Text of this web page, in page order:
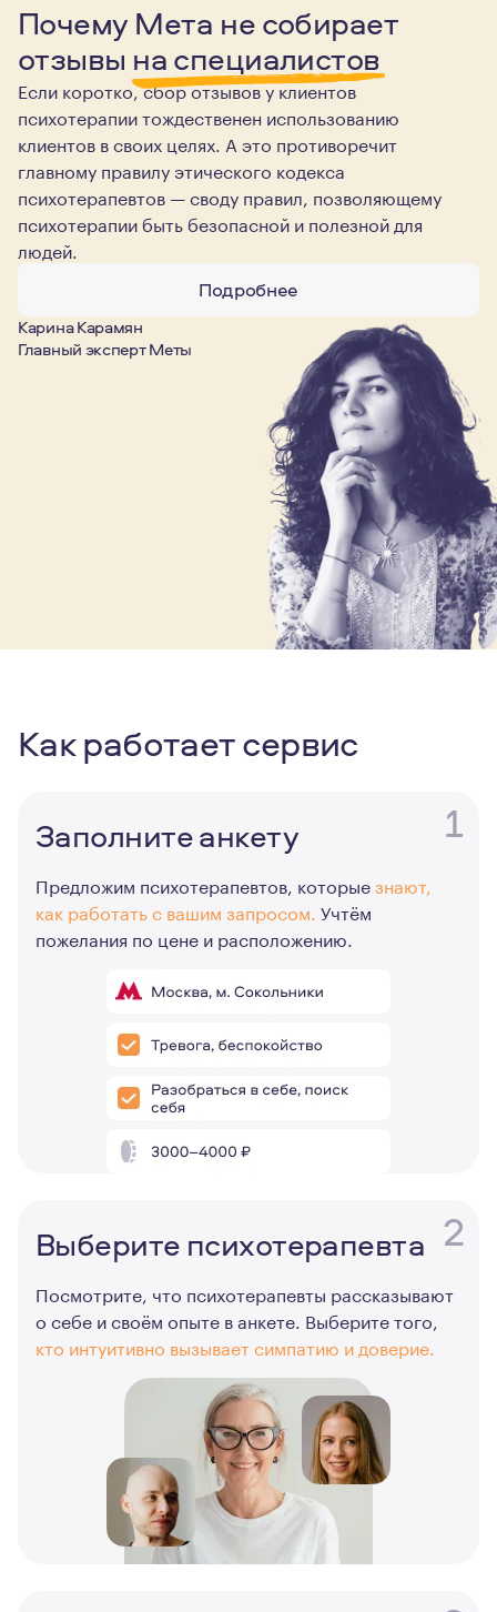
Почему Мета не собирает
отзывы на специалистов
Если коротко, сбор отзывов у клиентов
психотерапии тождественен использованию
клиентов в своих целях. А это противоречит
главному правилу этического кодекса
психотерапевтов — своду правил, позволяющему
психотерапии быть безопасной и полезной для
людей.
Подробнее
Карина Карамян
Главный эксперт Меты
Как работает сервис
1
Заполните анкету
Предложим психотерапевтов, которыезнают,
как работать с вашим запросом. Учтём
пожелания по цене и расположению.
2
Выберите психотерапевта
Посмотрите, что психотерапевты рассказывают
о себе и своём опыте в анкете. Выберите того,
кто интуитивно вызывает симпатию и доверие.